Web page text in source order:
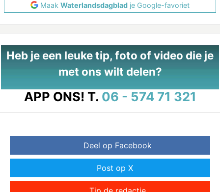
Maak Waterlandsdagblad je Google-favoriet
Heb je een leuke tip, foto of video die je
met ons wilt delen?
APP ONS! T. 06 - 574 71 321
Deel op Facebook
Post op X